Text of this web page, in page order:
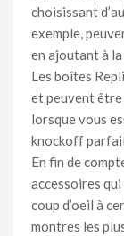
choisissant
exemple,
en ajoutant à
Les boîtes
et peuvent
lorsque vous
knockoff
En fin de
accessoires
coup d’oeil à
montres les